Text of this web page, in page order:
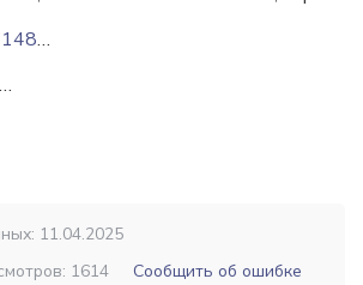
+77714839989
ipteplostroj@gmail.com
11.04.2025
1614
Сообщить об ошибке